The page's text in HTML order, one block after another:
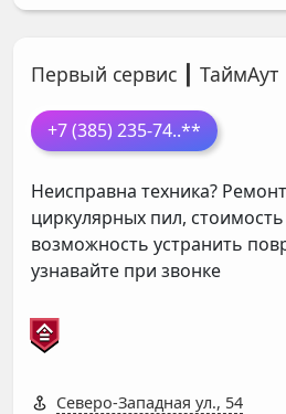
Первый сервис ┃ ТаймАут
+7 (385) 235-74..**
Неисправна техника?
циркулярных пил, стоимость
возможность устранить
узнавайте при звонке
Северо-Западная ул., 54